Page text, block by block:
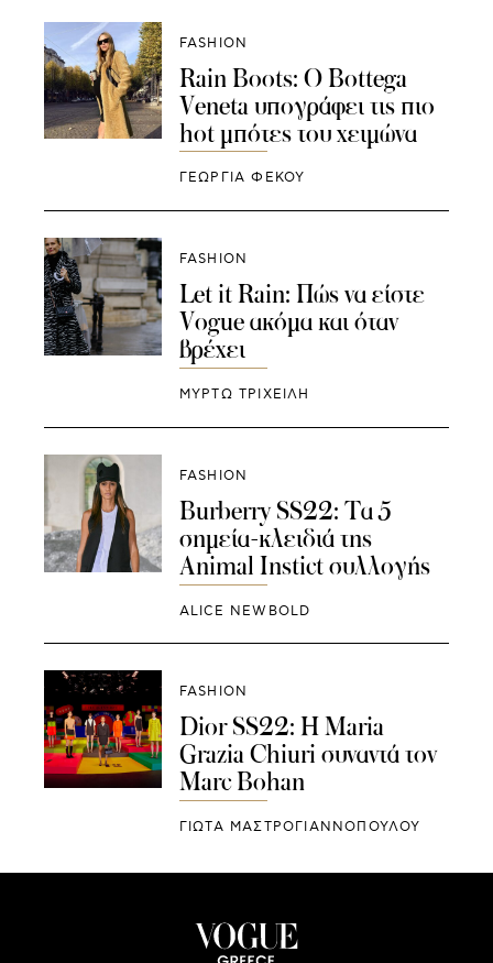
FASHION
Rain Boots: O Bottega
Veneta υπογράφει τις πιο
hot μπότες του χειμώνα
ΓΕΩΡΓΙΑ ΦΕΚΟΥ
FASHION
Let it Rain: Πώς να είστε
Vogue ακόμα και όταν
βρέχει
ΜΥΡΤΩ ΤΡΙΧΕΙΛΗ
FASHION
Burberry SS22: Τα 5
σημεία-κλειδιά της
Animal Instict συλλογής
ALICE NEWBOLD
FASHION
Dior SS22: Η Maria
Grazia Chiuri συναντά τον
Marc Bohan
ΓΙΩΤΑ ΜΑΣΤΡΟΓΙΑΝΝΟΠΟΥΛΟΥ